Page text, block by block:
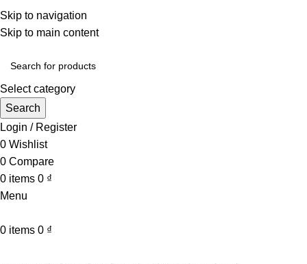
Skip to navigation
Skip to main content
Một uy tín - triệu niềm tin
Hotline : 0346394639 - 0973332499
Select category
Search
Login / Register
0 Wishlist
0 Compare
0 items 0 ₫
Menu
0 items 0 ₫